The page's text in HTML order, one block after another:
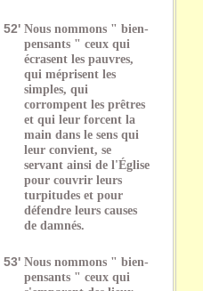
52' Nous nommons " bien-
pensants " ceux qui
écrasent les pauvres,
qui méprisent les
simples, qui
corrompent les prêtres
et qui leur forcent la
main dans le sens qui
leur convient, se
servant ainsi de l'Église
pour couvrir leurs
turpitudes et pour
défendre leurs causes
de damnés.
53' Nous nommons " bien-
pensants " ceux qui